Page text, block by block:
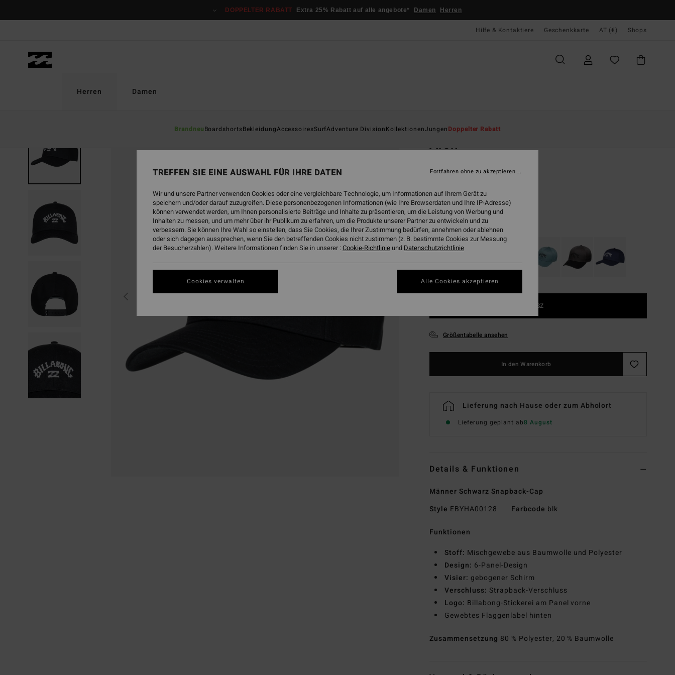
DOPPELTER RABATT Extra 25% Rabatt auf alle angebote* Damen Herren
Hilfe & Kontaktiere Geschenkkarte AT (€) Shops
Herren
BrandneuBoardshortsBekleidungAccessoiresSurfAdventure DivisionKollektionenJungenDoppelter Rabatt
Damen
Arch
(6 Bewertungen)
€ 25,95
FarbeBlack
1SZ
Größentabelle ansehen
In den Warenkorb
Lieferung nach Hause oder zum Abholort
Lieferung geplant ab8 August
Details & Funktionen
Männer Schwarz Snapback-Cap
Style EBYHA00128 Farbcode blk
Funktionen
Stoff: Mischgewebe aus Baumwolle und Polyester
Design: 6-Panel-Design
Visier: gebogener Schirm
Verschluss: Strapback-Verschluss
Logo: Billabong-Stickerei am Panel vorne
Gewebtes Flaggenlabel hinten
Zusammensetzung 80 % Polyester, 20 % Baumwolle
TREFFEN SIE EINE AUSWAHL FÜR IHRE DATEN
Wir und unsere Partner verwenden Cookies oder eine vergleichbare Technologie, um Informationen auf Ihrem Gerät zu
speichern und/oder darauf zuzugreifen. Diese personenbezogenen Informationen (wie Ihre Browserdaten und Ihre IP-Adresse)
können verwendet werden, um Ihnen personalisierte Beiträge und Inhalte zu präsentieren, um die Leistung von Werbung und
Inhalten zu messen, und um mehr über ihr Publikum zu erfahren, um die Produkte unserer Partner zu entwickeln und zu
verbessern. Sie können Ihre Wahl so einstellen, dass Sie Cookies, die Ihrer Zustimmung bedürfen, annehmen oder ablehnen
oder sich dagegen aussprechen, wenn Sie den betreffenden Cookies nicht zustimmen (z. B. bestimmte Cookies zur Messung
der Besucherzahlen). Weitere Informationen finden Sie in unserer :Cookie-Richtlinie und Datenschutzrichtlinie
Cookies verwalten
Fortfahren ohne zu akzeptieren
Alle Cookies akzeptieren